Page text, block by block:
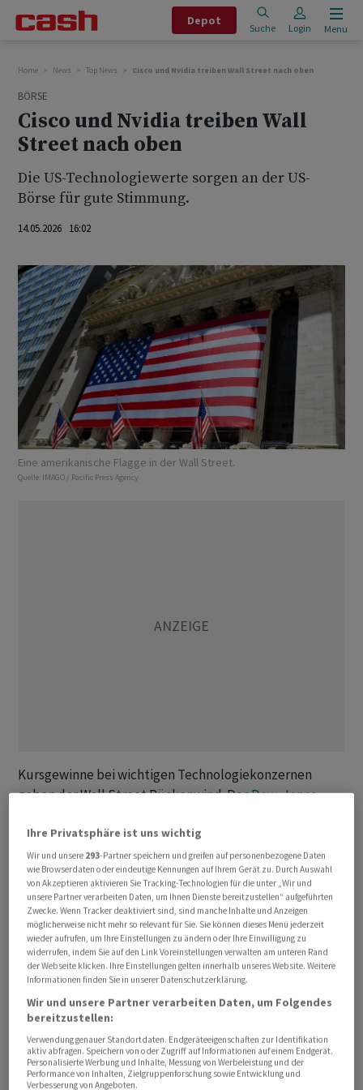
Depot
Suche Login Menu
Home News Top News Cisco und Nvidia treiben Wall Street nach oben
BÖRSE
Cisco und Nvidia treiben Wall
Street nach oben
Die US-Technologiewerte sorgen an der US-
Börse für gute Stimmung.
14.05.2026 16:02
Eine amerikanische Flagge in der Wall Street.
Quelle: IMAGO / Pacific Press Agency
Kursgewinne bei wichtigen Technologiekonzernen
geben der Wall Street Rückenwind. DerDow-Jones-
500notierten zur Eröffnung ⁠am Donnerstag jeweils rund
ein halbes Prozent höher bei 49'932 ‌und 7480 Punkten.
Der Index der Technologiebörse ‌Nasdaqgewann etwa ​
genauso viel auf 26'542 Zähler.
Für Aufsehen sorgte vor allemCiscomit einem
Kurssprung von mehr als 14 Prozent. Der
Netzwerkausrüster hat seine Jahresprognose für
Aufträge im ‌Bereich KI-Infrastruktur angehoben und
will rund 4000 Stellen streichen.
Gefragt waren auch die Titel vonNvidia, die um ​2,6
Prozent zulegten. Die USA hätten ​rund zehn
Ihre Privatsphäre ist uns wichtig
Wir und unsere 293-Partner speichern und greifen auf personenbezogene Daten
wie Browserdaten oder eindeutige Kennungen auf Ihrem Gerät zu. Durch Auswahl
von Akzeptieren aktivieren Sie Tracking-Technologien für die unter „Wir und
unsere Partner verarbeiten Daten, um Ihnen Dienste bereitzustellen“ aufgeführten
Zwecke. Wenn Tracker deaktiviert sind, sind manche Inhalte und Anzeigen
möglicherweise nicht mehr so relevant für Sie. Sie können dieses Menü jederzeit
wieder aufrufen, um Ihre Einstellungen zu ändern oder Ihre Einwilligung zu
widerrufen, indem Sie auf den Link Voreinstellungen verwalten am unteren Rand
der Webseite klicken. Ihre Einstellungen gelten innerhalb unseres Website. Weitere
Informationen finden Sie in unserer Datenschutzerklärung.
Wir und unsere Partner verarbeiten Daten, um Folgendes
bereitzustellen:
Verwendung genauer Standortdaten. Endgeräteeigenschaften zur Identifikation
aktiv abfragen. Speichern von oder Zugriff auf Informationen auf einem Endgerät.
Personalisierte Werbung und Inhalte, Messung von Werbeleistung und der
Performance von Inhalten, Zielgruppenforschung sowie Entwicklung und
Verbesserung von Angeboten.